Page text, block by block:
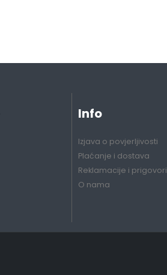
Info
Izjava o povjerljivosti
Plaćanje i dostava
Reklamacije i prigovori
O nama